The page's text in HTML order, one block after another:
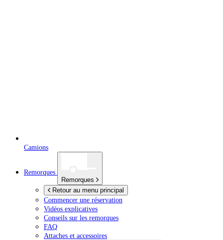
Camions
Remorques
Remorques
Retour au menu principal
Commencer une réservation
Vidéos explicatives
Conseils sur les remorques
FAQ
Attaches et accessoires